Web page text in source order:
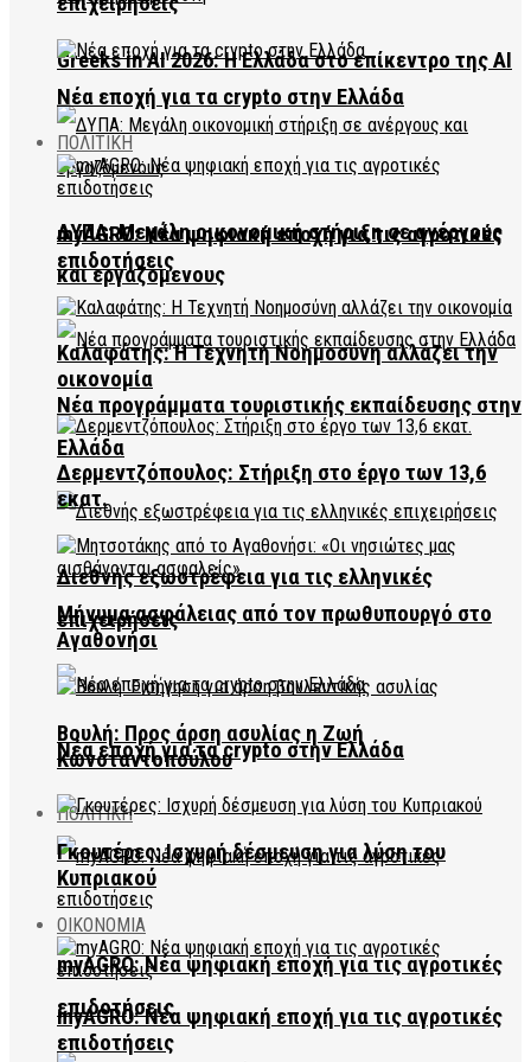
Greeks in AI 2026: Η Ελλάδα στο επίκεντρο της AI
ΔΥΠΑ: Μεγάλη οικονομική στήριξη σε ανέργους
και εργαζόμενους
Νέα προγράμματα τουριστικής εκπαίδευσης στην
Ελλάδα
Διεθνής εξωστρέφεια για τις ελληνικές
επιχειρήσεις
Νέα εποχή για τα crypto στην Ελλάδα
ΠΟΛΙΤΙΚΗ
myAGRO: Νέα ψηφιακή εποχή για τις αγροτικές
επιδοτήσεις
Νέα εποχή για τα crypto στην Ελλάδα
ΠΟΛΙΤΙΚΗ
myAGRO: Νέα ψηφιακή εποχή για τις αγροτικές
επιδοτήσεις
Καλαφάτης: Η Τεχνητή Νοημοσύνη αλλάζει την
οικονομία
Δερμεντζόπουλος: Στήριξη στο έργο των 13,6
εκατ.
Μήνυμα ασφάλειας από τον πρωθυπουργό στο
Αγαθονήσι
Βουλή: Προς άρση ασυλίας η Ζωή
Κωνσταντοπούλου
Γκουτέρες: Ισχυρή δέσμευση για λύση του
Κυπριακού
ΟΙΚΟΝΟΜΙΑ
myAGRO: Νέα ψηφιακή εποχή για τις αγροτικές
επιδοτήσεις